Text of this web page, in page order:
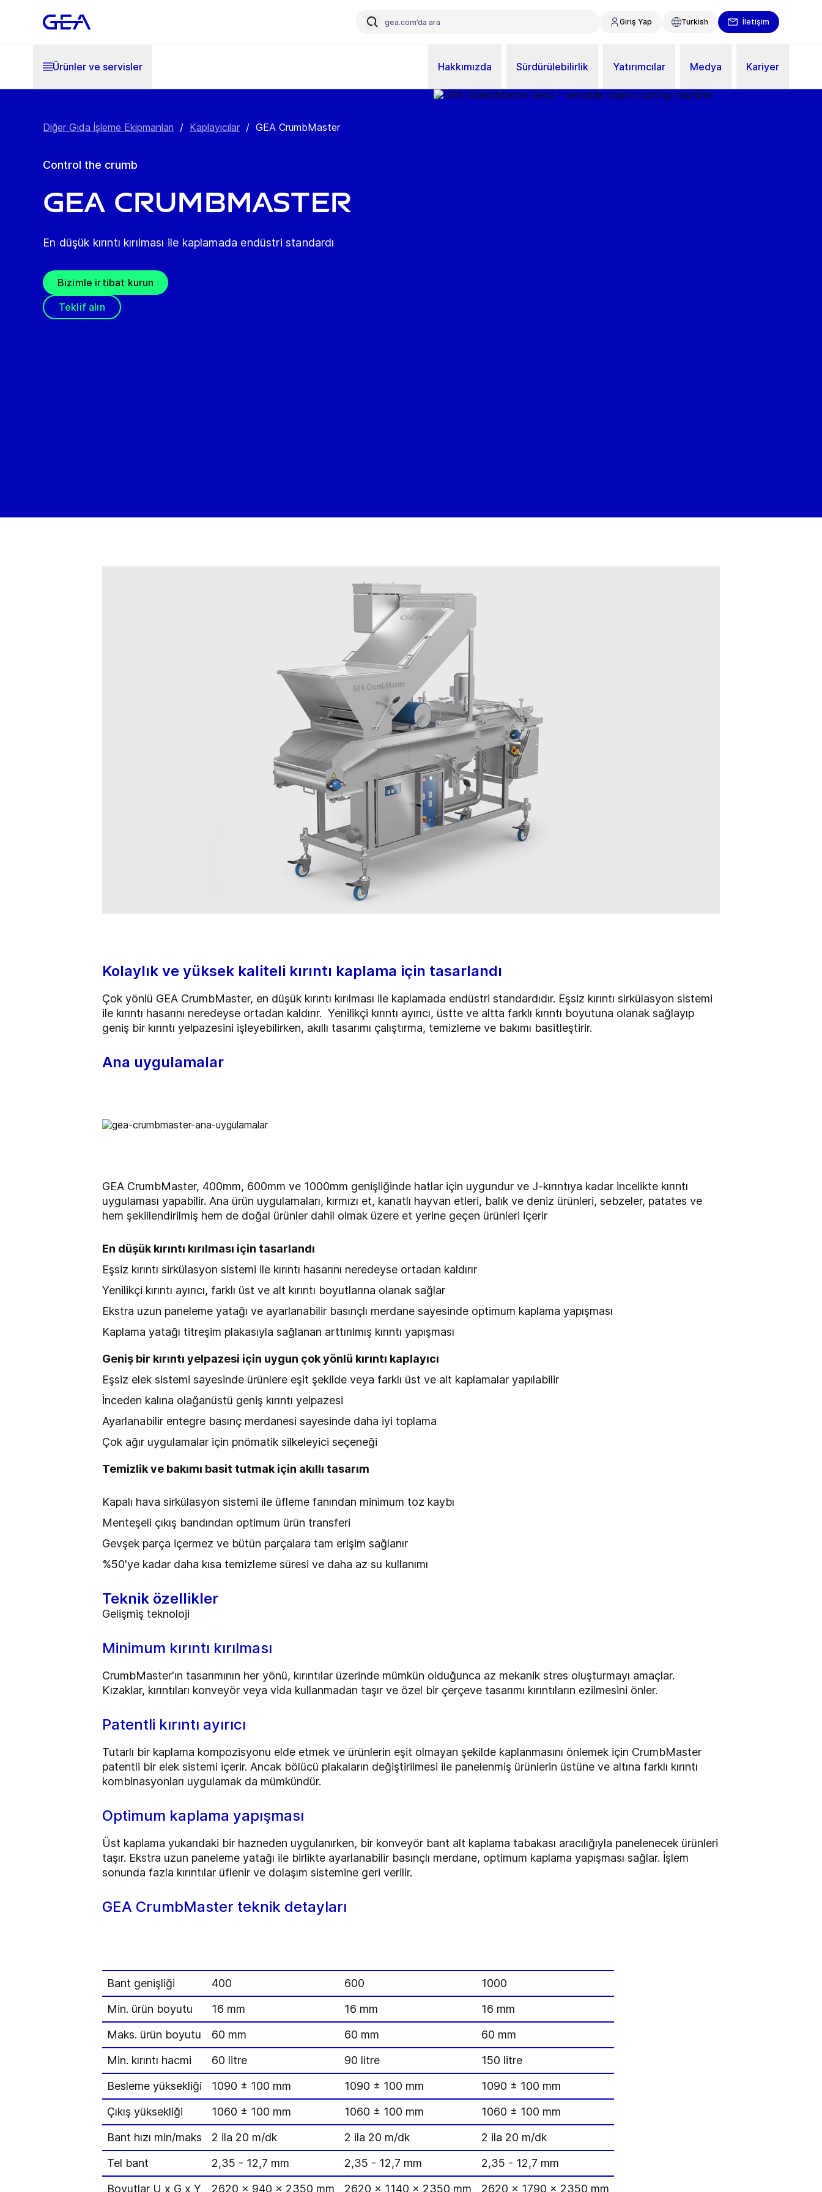
Giriş Yap Turkish İletişim
Ürünler ve servisler Hakkımızda Sürdürülebilirlik Yatırımcılar Medya Kariyer
Diğer Gıda İşleme Ekipmanları / Kaplayıcılar / GEA CrumbMaster
Control the crumb
GEA CrumbMaster
En düşük kırıntı kırılması ile kaplamada endüstri standardı
Bizimle irtibat kurun
Teklif alın
Kolaylık ve yüksek kaliteli kırıntı kaplama için tasarlandı
Çok yönlü GEA CrumbMaster, en düşük kırıntı kırılması ile kaplamada endüstri standardıdır. Eşsiz kırıntı sirkülasyon sistemi
ile kırıntı hasarını neredeyse ortadan kaldırır. Yenilikçi kırıntı ayırıcı, üstte ve altta farklı kırıntı boyutuna olanak sağlayıp
geniş bir kırıntı yelpazesini işleyebilirken, akıllı tasarımı çalıştırma, temizleme ve bakımı basitleştirir.
Ana uygulamalar
GEA CrumbMaster, 400mm, 600mm ve 1000mm genişliğinde hatlar için uygundur ve J-kırıntıya kadar incelikte kırıntı
uygulaması yapabilir. Ana ürün uygulamaları, kırmızı et, kanatlı hayvan etleri, balık ve deniz ürünleri, sebzeler, patates ve
hem şekillendirilmiş hem de doğal ürünler dahil olmak üzere et yerine geçen ürünleri içerir
En düşük kırıntı kırılması için tasarlandı
Eşsiz kırıntı sirkülasyon sistemi ile kırıntı hasarını neredeyse ortadan kaldırır
Yenilikçi kırıntı ayırıcı, farklı üst ve alt kırıntı boyutlarına olanak sağlar
Ekstra uzun paneleme yatağı ve ayarlanabilir basınçlı merdane sayesinde optimum kaplama yapışması
Kaplama yatağı titreşim plakasıyla sağlanan arttırılmış kırıntı yapışması
Geniş bir kırıntı yelpazesi için uygun çok yönlü kırıntı kaplayıcı
Eşsiz elek sistemi sayesinde ürünlere eşit şekilde veya farklı üst ve alt kaplamalar yapılabilir
İnceden kalına olağanüstü geniş kırıntı yelpazesi
Ayarlanabilir entegre basınç merdanesi sayesinde daha iyi toplama
Çok ağır uygulamalar için pnömatik silkeleyici seçeneği
Temizlik ve bakımı basit tutmak için akıllı tasarım
Kapalı hava sirkülasyon sistemi ile üfleme fanından minimum toz kaybı
Menteşeli çıkış bandından optimum ürün transferi
Gevşek parça içermez ve bütün parçalara tam erişim sağlanır
%50'ye kadar daha kısa temizleme süresi ve daha az su kullanımı
Teknik özellikler
Gelişmiş teknoloji
Minimum kırıntı kırılması
CrumbMaster'ın tasarımının her yönü, kırıntılar üzerinde mümkün olduğunca az mekanik stres oluşturmayı amaçlar.
Kızaklar, kırıntıları konveyör veya vida kullanmadan taşır ve özel bir çerçeve tasarımı kırıntıların ezilmesini önler.
Patentli kırıntı ayırıcı
Tutarlı bir kaplama kompozisyonu elde etmek ve ürünlerin eşit olmayan şekilde kaplanmasını önlemek için CrumbMaster
patentli bir elek sistemi içerir. Ancak bölücü plakaların değiştirilmesi ile panelenmiş ürünlerin üstüne ve altına farklı kırıntı
kombinasyonları uygulamak da mümkündür.
Optimum kaplama yapışması
Üst kaplama yukarıdaki bir hazneden uygulanırken, bir konveyör bant alt kaplama tabakası aracılığıyla panelenecek ürünleri
taşır. Ekstra uzun paneleme yatağı ile birlikte ayarlanabilir basınçlı merdane, optimum kaplama yapışması sağlar. İşlem
sonunda fazla kırıntılar üflenir ve dolaşım sistemine geri verilir.
GEA CrumbMaster teknik detayları
Bant genişliği 400 600
1000
Min. ürün boyutu
16 mm 16 mm
16 mm
Maks. ürün boyutu
60 mm 60 mm
60 mm
Min. kırıntı hacmi
60 litre 90 litre
150 litre
Besleme yüksekliği
1090 ± 100 mm 1090 ± 100 mm
1090 ± 100 mm
Çıkış yüksekliği
1060 ± 100 mm 1060 ± 100 mm
1060 ± 100 mm
Bant hızı min/maks
2 ila 20 m/dk 2 ila 20 m/dk
2 ila 20 m/dk
Tel bant
2,35 - 12,7 mm 2,35 - 12,7 mm
2,35 - 12,7 mm
Boyutlar U x G x Y
2620 x 940 x 2350 mm 2620 x 1140 x 2350 mm 2620 x 1790 x 2350 mm